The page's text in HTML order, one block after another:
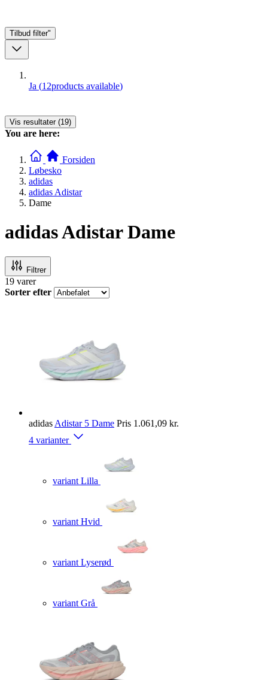
Tilbud filter"
Ja (12products available)
Vis resultater (19)
You are here:
Forsiden
Løbesko
adidas
adidas Adistar
Dame
adidas Adistar Dame
Filtrer
19 varer
Sorter efter
adidas Adistar 5 Dame Pris 1.061,09 kr.
4 varianter
variant Lilla
variant Hvid
variant Lyserød
variant Grå